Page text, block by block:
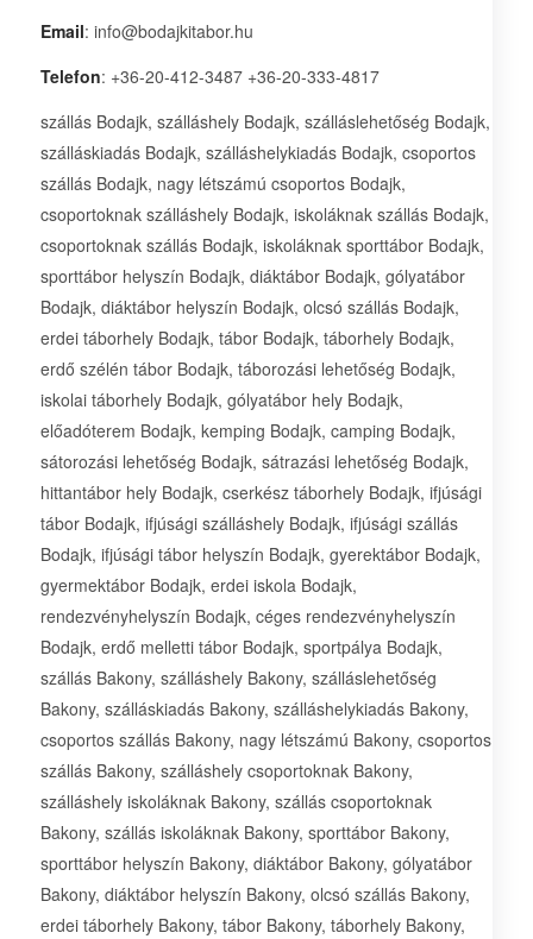
Email: info@bodajkitabor.hu
Telefon: +36-20-412-3487 +36-20-333-4817
szállás Bodajk, szálláshely Bodajk, szálláslehetőség Bodajk,
szálláskiadás Bodajk, szálláshelykiadás Bodajk, csoportos
szállás Bodajk, nagy létszámú csoportos Bodajk,
csoportoknak szálláshely Bodajk, iskoláknak szállás Bodajk,
csoportoknak szállás Bodajk, iskoláknak sporttábor Bodajk,
sporttábor helyszín Bodajk, diáktábor Bodajk, gólyatábor
Bodajk, diáktábor helyszín Bodajk, olcsó szállás Bodajk,
erdei táborhely Bodajk, tábor Bodajk, táborhely Bodajk,
erdő szélén tábor Bodajk, táborozási lehetőség Bodajk,
iskolai táborhely Bodajk, gólyatábor hely Bodajk,
előadóterem Bodajk, kemping Bodajk, camping Bodajk,
sátorozási lehetőség Bodajk, sátrazási lehetőség Bodajk,
hittantábor hely Bodajk, cserkész táborhely Bodajk, ifjúsági
tábor Bodajk, ifjúsági szálláshely Bodajk, ifjúsági szállás
Bodajk, ifjúsági tábor helyszín Bodajk, gyerektábor Bodajk,
gyermektábor Bodajk, erdei iskola Bodajk,
rendezvényhelyszín Bodajk, céges rendezvényhelyszín
Bodajk, erdő melletti tábor Bodajk, sportpálya Bodajk,
szállás Bakony, szálláshely Bakony, szálláslehetőség
Bakony, szálláskiadás Bakony, szálláshelykiadás Bakony,
csoportos szállás Bakony, nagy létszámú Bakony, csoportos
szállás Bakony, szálláshely csoportoknak Bakony,
szálláshely iskoláknak Bakony, szállás csoportoknak
Bakony, szállás iskoláknak Bakony, sporttábor Bakony,
sporttábor helyszín Bakony, diáktábor Bakony, gólyatábor
Bakony, diáktábor helyszín Bakony, olcsó szállás Bakony,
erdei táborhely Bakony, tábor Bakony, táborhely Bakony,